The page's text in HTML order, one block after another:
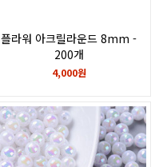
플라워 아크릴라운드 8mm -
200개
SaddleBrown
4,000원